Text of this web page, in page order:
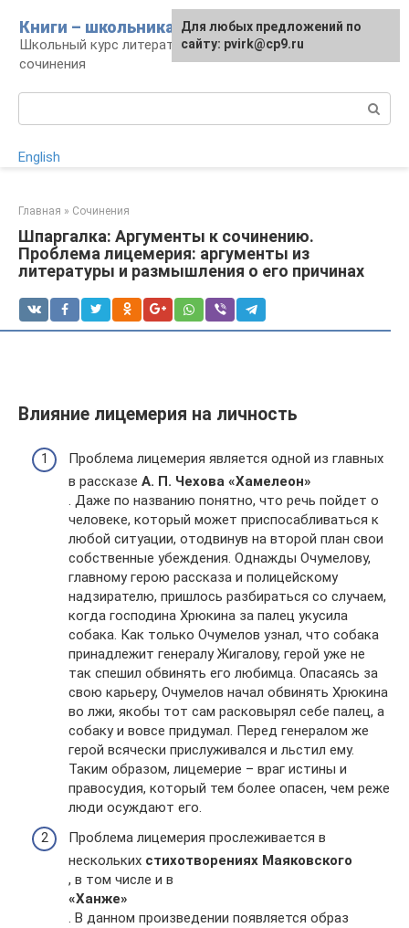
контенту
Книги – школьникам
Школьный курс литературы: уроки и
сочинения
English
Главная » Сочинения
Шпаргалка: Аргументы к сочинению.
Проблема лицемерия: аргументы из
литературы и размышления о его причинах
Влияние лицемерия на личность
Проблема лицемерия является одной из главных
в рассказе А. П. Чехова «Хамелеон»
. Даже по названию понятно, что речь пойдет о
человеке, который может приспосабливаться к
любой ситуации, отодвинув на второй план свои
собственные убеждения. Однажды Очумелову,
главному герою рассказа и полицейскому
надзирателю, пришлось разбираться со случаем,
когда господина Хрюкина за палец укусила
собака. Как только Очумелов узнал, что собака
принадлежит генералу Жигалову, герой уже не
так спешил обвинять его любимца. Опасаясь за
свою карьеру, Очумелов начал обвинять Хрюкина
во лжи, якобы тот сам расковырял себе палец, а
собаку и вовсе придумал. Перед генералом же
герой всячески прислуживался и льстил ему.
Таким образом, лицемерие – враг истины и
правосудия, который тем более опасен, чем реже
люди осуждают его.
Проблема лицемерия прослеживается в
нескольких стихотворениях Маяковского
, в том числе и в
«Ханже»
. В данном произведении появляется образ
Для любых предложений по
сайту: pvirk@cp9.ru